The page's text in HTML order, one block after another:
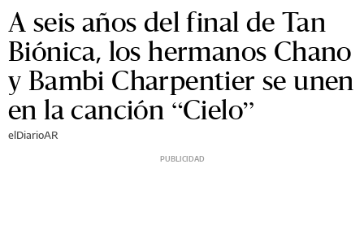
A seis años del final de Tan
Biónica, los hermanos Chano
y Bambi Charpentier se unen
en la canción “Cielo”
elDiarioAR